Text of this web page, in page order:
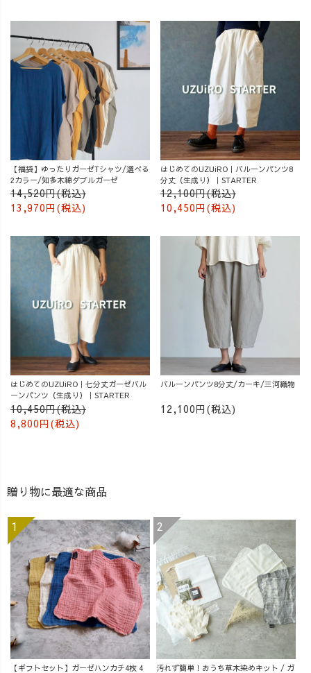
【福袋】ゆったりガーゼTシャツ/選べる
2カラー/知多木綿ダブルガーゼ
14,520円(税込)
13,970円(税込)
はじめてのUZUiRO｜バルーンパンツ8
分丈（生成り）｜STARTER
12,100円(税込)
10,450円(税込)
はじめてのUZUiRO｜七分丈ガーゼバル
ーンパンツ（生成り）｜STARTER
10,450円(税込)
8,800円(税込)
バルーンパンツ8分丈/カーキ/三河織物
12,100円(税込)
贈り物に最適な商品
【ギフトセット】ガーゼハンカチ4枚 4 汚れず簡単！おうち草木染めキット / ガ